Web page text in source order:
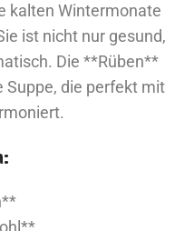
kalten Wintermonate
ist nicht nur gesund,
Die **Rüben**
Suppe, die perfekt mit